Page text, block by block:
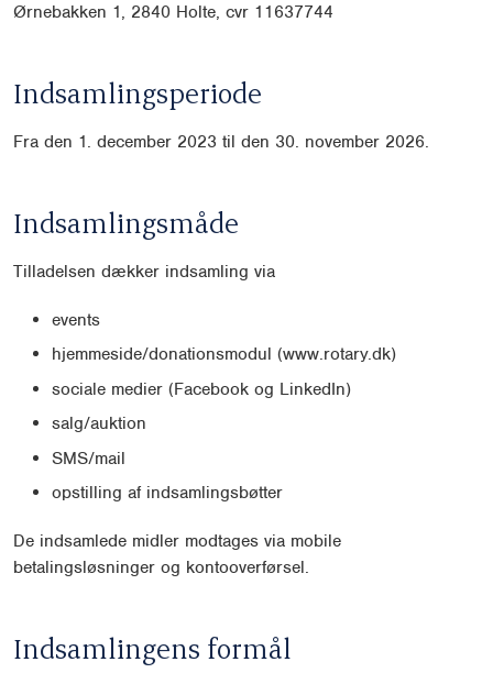
Ørnebakken 1, 2840 Holte, cvr 11637744
Indsamlingsperiode
Fra den 1. december 2023 til den 30. november 2026.
Indsamlingsmåde
Tilladelsen dækker indsamling via
events
hjemmeside/donationsmodul (www.rotary.dk)
sociale medier (Facebook og LinkedIn)
salg/auktion
SMS/mail
opstilling af indsamlingsbøtter
De indsamlede midler modtages via mobile
betalingsløsninger og kontooverførsel.
Indsamlingens formål